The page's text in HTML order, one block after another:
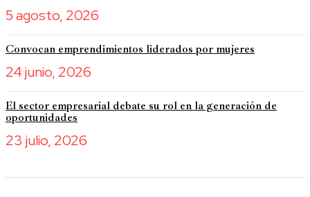
5 agosto, 2026
Convocan emprendimientos liderados por mujeres
24 junio, 2026
El sector empresarial debate su rol en la generación de
oportunidades
23 julio, 2026